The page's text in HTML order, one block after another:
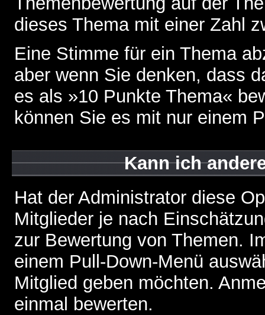
dieses Thema mit einer Zahl
Eine Stimme für ein Thema
aber wenn Sie denken, dass
es als »10 Punkte Thema«
können Sie es mit nur einem
Kann ich
Hat der Administrator diese
Mitglieder je nach
zur Bewertung von Themen.
einem Pull-Down-Menü
Mitglied geben möchten.
einmal bewerten.